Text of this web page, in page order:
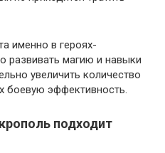
именно в героях-
развивать магию и навыки
увеличить количество
боевую эффективность.
подходит